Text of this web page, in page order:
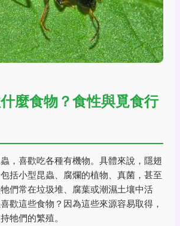
麼食物？食性與覓食行
，喜歡吃各種有機物。具體來說，隱翅
括小型昆蟲、腐爛的植物、真菌，甚至
們常在垃圾堆、腐葉或潮濕土壤中活
歡這些食物？因為這些來源容易取得，
牠們的繁殖。